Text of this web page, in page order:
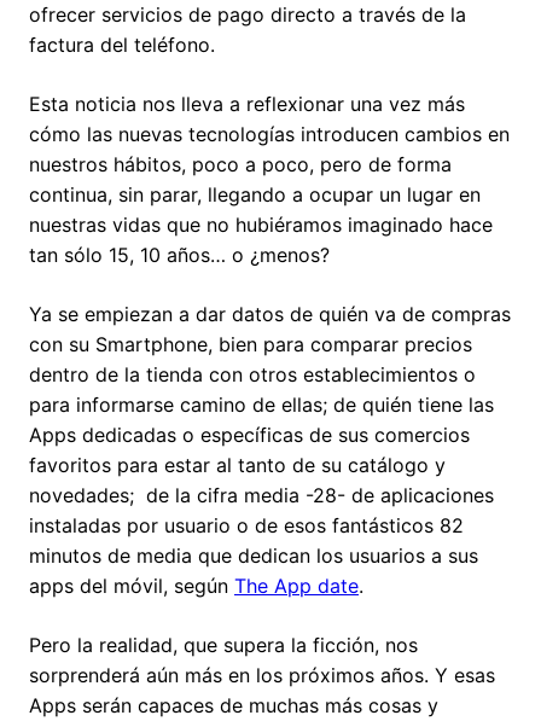
ofrecer servicios de pago directo a través de la
factura del teléfono.
Esta noticia nos lleva a reflexionar una vez más
cómo las nuevas tecnologías introducen cambios en
nuestros hábitos, poco a poco, pero de forma
continua, sin parar, llegando a ocupar un lugar en
nuestras vidas que no hubiéramos imaginado hace
tan sólo 15, 10 años… o ¿menos?
Ya se empiezan a dar datos de quién va de compras
con su Smartphone, bien para comparar precios
dentro de la tienda con otros establecimientos o
para informarse camino de ellas; de quién tiene las
Apps dedicadas o específicas de sus comercios
favoritos para estar al tanto de su catálogo y
novedades; de la cifra media -28- de aplicaciones
instaladas por usuario o de esos fantásticos 82
minutos de media que dedican los usuarios a sus
apps del móvil, según The App date.
Pero la realidad, que supera la ficción, nos
sorprenderá aún más en los próximos años. Y esas
Apps serán capaces de muchas más cosas y